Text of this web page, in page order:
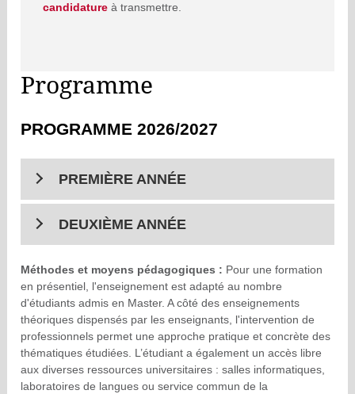
candidature à transmettre.
Programme
PROGRAMME 2026/2027
PREMIÈRE ANNÉE
DEUXIÈME ANNÉE
Méthodes et moyens pédagogiques : Pour une formation
en présentiel, l'enseignement est adapté au nombre
d'étudiants admis en Master. A côté des enseignements
théoriques dispensés par les enseignants, l'intervention de
professionnels permet une approche pratique et concrète des
thématiques étudiées. L’étudiant a également un accès libre
aux diverses ressources universitaires : salles informatiques,
laboratoires de langues ou service commun de la